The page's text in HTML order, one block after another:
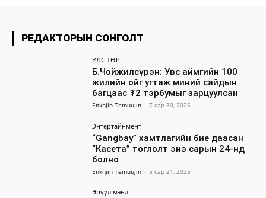
РЕДАКТОРЫН СОНГОЛТ
УЛС ТӨР
Б.Чойжилсүрэн: Увс аймгийн 100
жилийн ойг угтаж миний сайдын
багцаас ₮2 тэрбумыг зарцуулсан
Enkhjin Temuujin - 7 сар 30, 2025
Энтертайнмент
“Gangbay” хамтлагийн бие даасан
“Касета” тоглолт энэ сарын 24-нд
болно
Enkhjin Temuujin - 5 сар 21, 2025
Эрүүл мэнд